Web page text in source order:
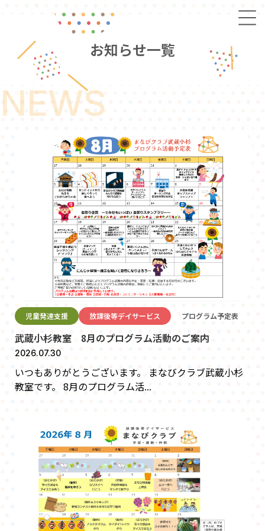
お知らせ一覧
NEWS
児童発達支援 放課後等デイサービス プログラム予定表
武蔵小杉教室 8月のプログラム活動のご案内
2026.07.30
いつもありがとうございます。 まなびクラブ武蔵小杉
教室です。 8月のプログラム活...